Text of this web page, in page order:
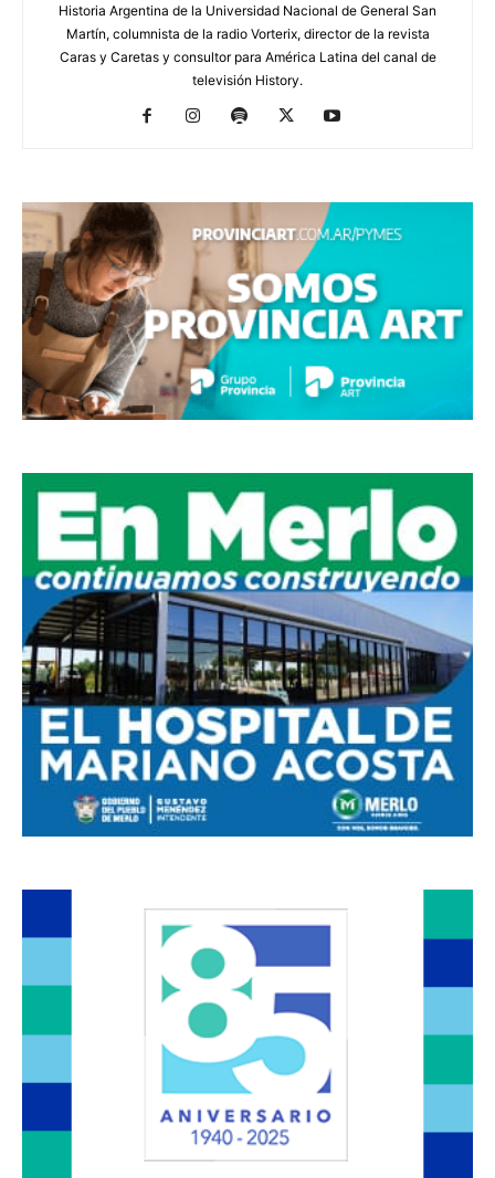
Historia Argentina de la Universidad Nacional de General San
Martín, columnista de la radio Vorterix, director de la revista
Caras y Caretas y consultor para América Latina del canal de
televisión History.